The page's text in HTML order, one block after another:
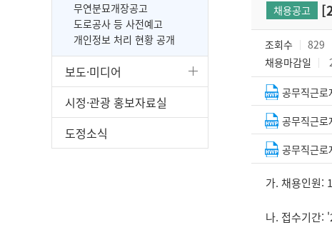
무연분묘개장공고
도로공사 등 사전예고
개인정보 처리 현황 공개
보도·미디어
시정·관광 홍보자료실
도정소식
채용공고
조회수 829
채용마감일
공무직근
공무직근
공무직근
가. 채용인원:
나. 접수기간: